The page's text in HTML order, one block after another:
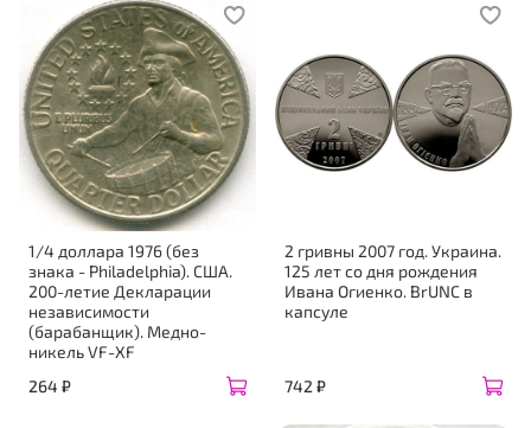
1/4 доллара 1976 (без
знака - Philadelphia). США.
200-летие Декларации
независимости
(барабанщик). Медно-
никель VF-XF
264 ₽
2 гривны 2007 год. Украина.
125 лет со дня рождения
Ивана Огиенко. BrUNC в
капсуле
742 ₽